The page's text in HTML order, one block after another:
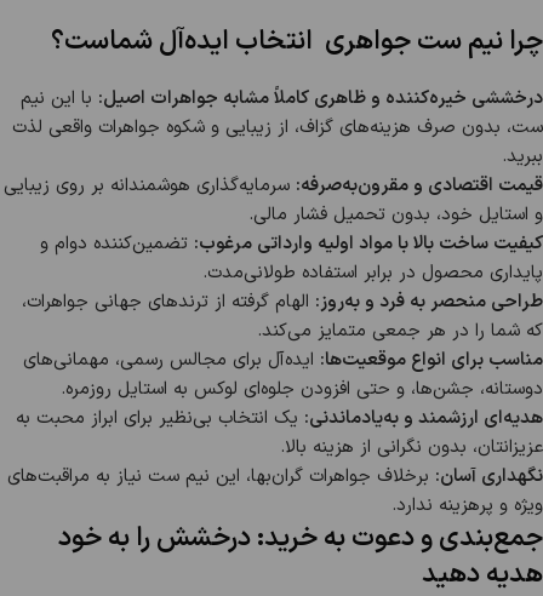
چرا نیم ست جواهری انتخاب ایده‌آل شماست؟
درخششی خیره‌کننده و ظاهری کاملاً مشابه جواهرات اصیل: با این نیم
ست، بدون صرف هزینه‌های گزاف، از زیبایی و شکوه جواهرات واقعی لذت
ببرید.
قیمت اقتصادی و مقرون‌به‌صرفه: سرمایه‌گذاری هوشمندانه بر روی زیبایی
و استایل خود، بدون تحمیل فشار مالی.
کیفیت ساخت بالا با مواد اولیه وارداتی مرغوب: تضمین‌کننده دوام و
پایداری محصول در برابر استفاده طولانی‌مدت.
طراحی منحصر به فرد و به‌روز: الهام گرفته از ترندهای جهانی جواهرات،
که شما را در هر جمعی متمایز می‌کند.
مناسب برای انواع موقعیت‌ها: ایده‌آل برای مجالس رسمی، مهمانی‌های
دوستانه، جشن‌ها، و حتی افزودن جلوه‌ای لوکس به استایل روزمره.
هدیه‌ای ارزشمند و به‌یادماندنی: یک انتخاب بی‌نظیر برای ابراز محبت به
عزیزانتان، بدون نگرانی از هزینه بالا.
نگهداری آسان: برخلاف جواهرات گران‌بها، این نیم ست نیاز به مراقبت‌های
ویژه و پرهزینه ندارد.
جمع‌بندی و دعوت به خرید: درخشش را به خود
هدیه دهید